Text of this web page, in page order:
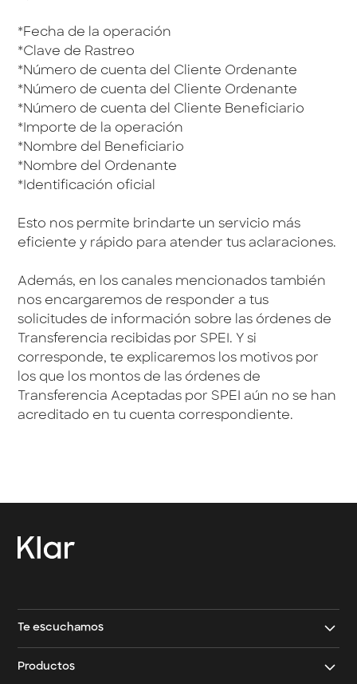
*Fecha de la operación
*Clave de Rastreo
*Número de cuenta del Cliente Ordenante
*Número de cuenta del Cliente Ordenante
*Número de cuenta del Cliente Beneficiario
*Importe de la operación
*Nombre del Beneficiario
*Nombre del Ordenante
*Identificación oficial
Esto nos permite brindarte un servicio más
eficiente y rápido para atender tus aclaraciones.
Además, en los canales mencionados también
nos encargaremos de responder a tus
solicitudes de información sobre las órdenes de
Transferencia recibidas por SPEI. Y si
corresponde, te explicaremos los motivos por
los que los montos de las órdenes de
Transferencia Aceptadas por SPEI aún no se han
acreditado en tu cuenta correspondiente.
Te escuchamos
Productos